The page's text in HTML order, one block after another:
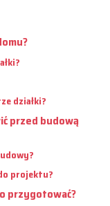
działki?
przed budową
projektu?
przygotować?